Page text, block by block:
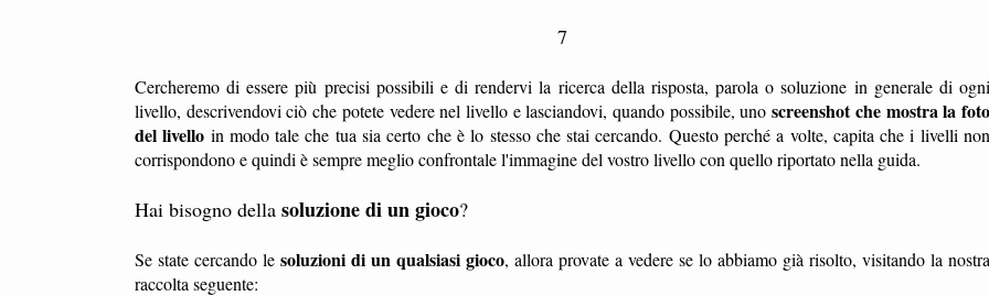
7
Cercheremo di essere più precisi possibili e di rendervi la ricerca della risposta, parola o soluzione in generale di ogni
livello, descrivendovi ciò che potete vedere nel livello e lasciandovi, quando possibile, unoscreenshot che mostra la
del livello in modo tale che tua sia certo che è lo stesso che stai cercando. Questo perché a volte, capita che i livelli
corrispondono e quindi è sempre meglio confrontale l'immagine del vostro livello con quello riportato nella guida.
Hai bisogno della soluzione di un gioco?
Se state cercando le soluzioni di un qualsiasi gioco, allora provate a vedere se lo abbiamo già risolto, visitando la nostra
raccolta seguente: